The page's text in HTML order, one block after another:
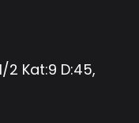
2 Kat:9 D:45,